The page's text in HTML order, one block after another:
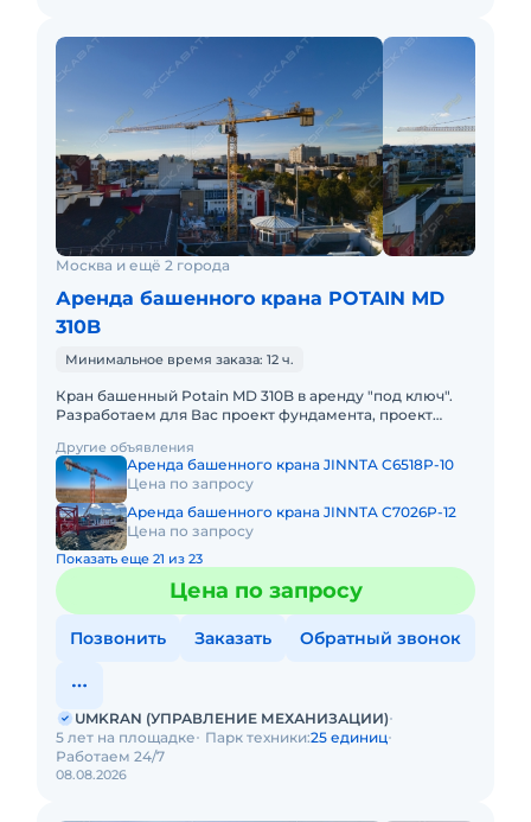
Москва и ещё 2 города
Аренда башенного крана POTAIN MD
310B
Минимальное время заказа: 12 ч.
Кран башенный Potain MD 310B в аренду "под ключ".
Разработаем для Вас проект фундамента, проект
кран на объек
Другие объявления
Аренда башенного крана JINNTA C6518P-10
Цена по запросу
Аренда башенного крана JINNTA C7026P-12
Цена по запросу
Показать еще 21 из 23
Цена по запросу
Позвонить Заказать Обратный звонок
08.08.2026
UMKRAN (УПРАВЛЕНИЕ МЕХАНИЗАЦИИ)
5 лет на площадке
Парк техники:25 единиц
Работаем 24/7